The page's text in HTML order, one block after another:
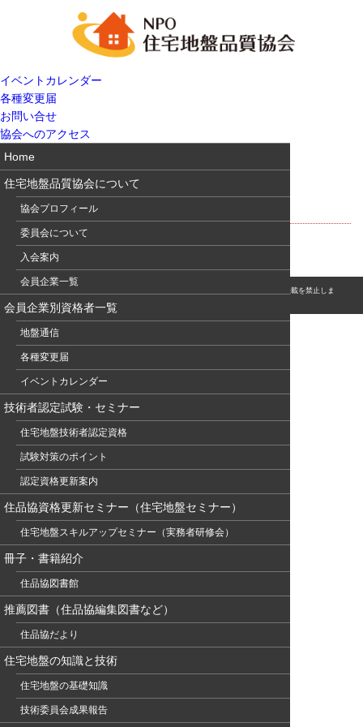
イベントカレンダー
各種変更届
お問い合せ
協会へのアクセス
Home
住宅地盤品質協会について
協会プロフィール
委員会について
入会案内
会員企業一覧
会員企業別資格者一覧
地盤通信
各種変更届
イベントカレンダー
技術者認定試験・セミナー
住宅地盤技術者認定資格
試験対策のポイント
認定資格更新案内
住品協資格更新セミナー（住宅地盤セミナー）
住宅地盤スキルアップセミナー（実務者研修会）
冊子・書籍紹介
住品協図書館
推薦図書（住品協編集図書など）
住品協だより
住宅地盤の知識と技術
住宅地盤の基礎知識
技術委員会成果報告
千葉県の地盤と地質環境
© このホームページの著作権は、NPO 住宅地盤品質協会に属します。無断転用・転載を禁止しま